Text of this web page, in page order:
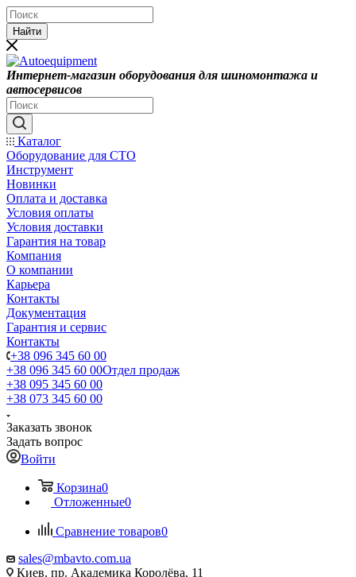
Найти
Интернет-магазин оборудования для шиномонтажа и
автосервисов
Каталог
Оборудование для СТО
Инструмент
Новинки
Оплата и доставка
Условия оплаты
Условия доставки
Гарантия на товар
Компания
О компании
Карьера
Контакты
Документация
Гарантия и сервис
Контакты
+38 096 345 60 00
+38 096 345 60 00Отдел продаж
+38 095 345 60 00
+38 073 345 60 00
Заказать звонок
Задать вопрос
Войти
Корзина0
Отложенные0
Сравнение товаров0
sales@mbavto.com.ua
Киев, пр. Академика Королёва, 11